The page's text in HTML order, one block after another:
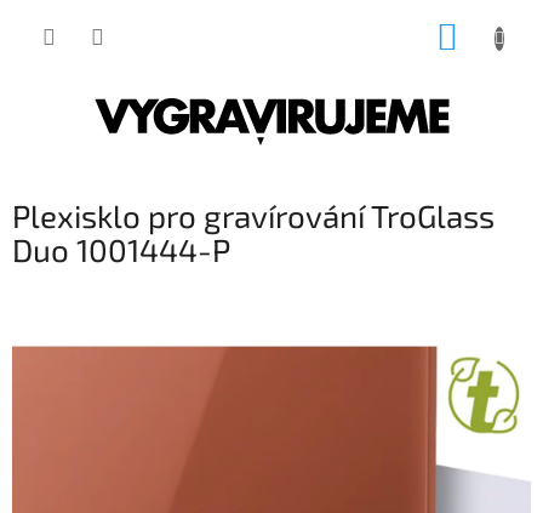
Plexisklo pro gravírování TroGlass
Duo 1001444-P